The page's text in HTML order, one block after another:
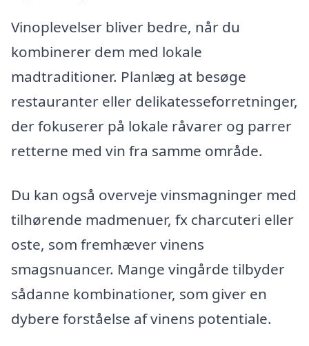
Vinoplevelser bliver bedre, når du
kombinerer dem med lokale
madtraditioner. Planlæg at besøge
restauranter eller delikatesseforretninger,
der fokuserer på lokale råvarer og parrer
retterne med vin fra samme område.
Du kan også overveje vinsmagninger med
tilhørende madmenuer, fx charcuteri eller
oste, som fremhæver vinens
smagsnuancer. Mange vingårde tilbyder
sådanne kombinationer, som giver en
dybere forståelse af vinens potentiale.